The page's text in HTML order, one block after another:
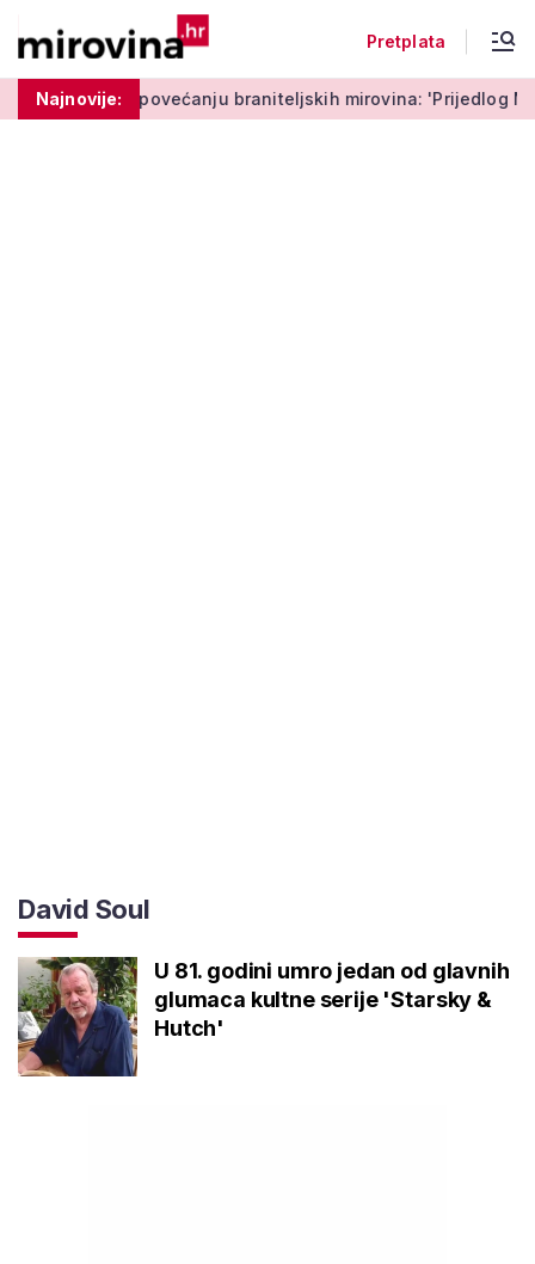
Pretplata
Najnovije:
Medved o povećanju braniteljskih mirovina: 'Prijedlog
David Soul
U 81. godini umro jedan od glavnih
glumaca kultne serije 'Starsky &
Hutch'